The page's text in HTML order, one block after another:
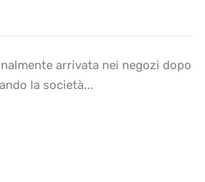
arrivata nei negozi dopo
la società...